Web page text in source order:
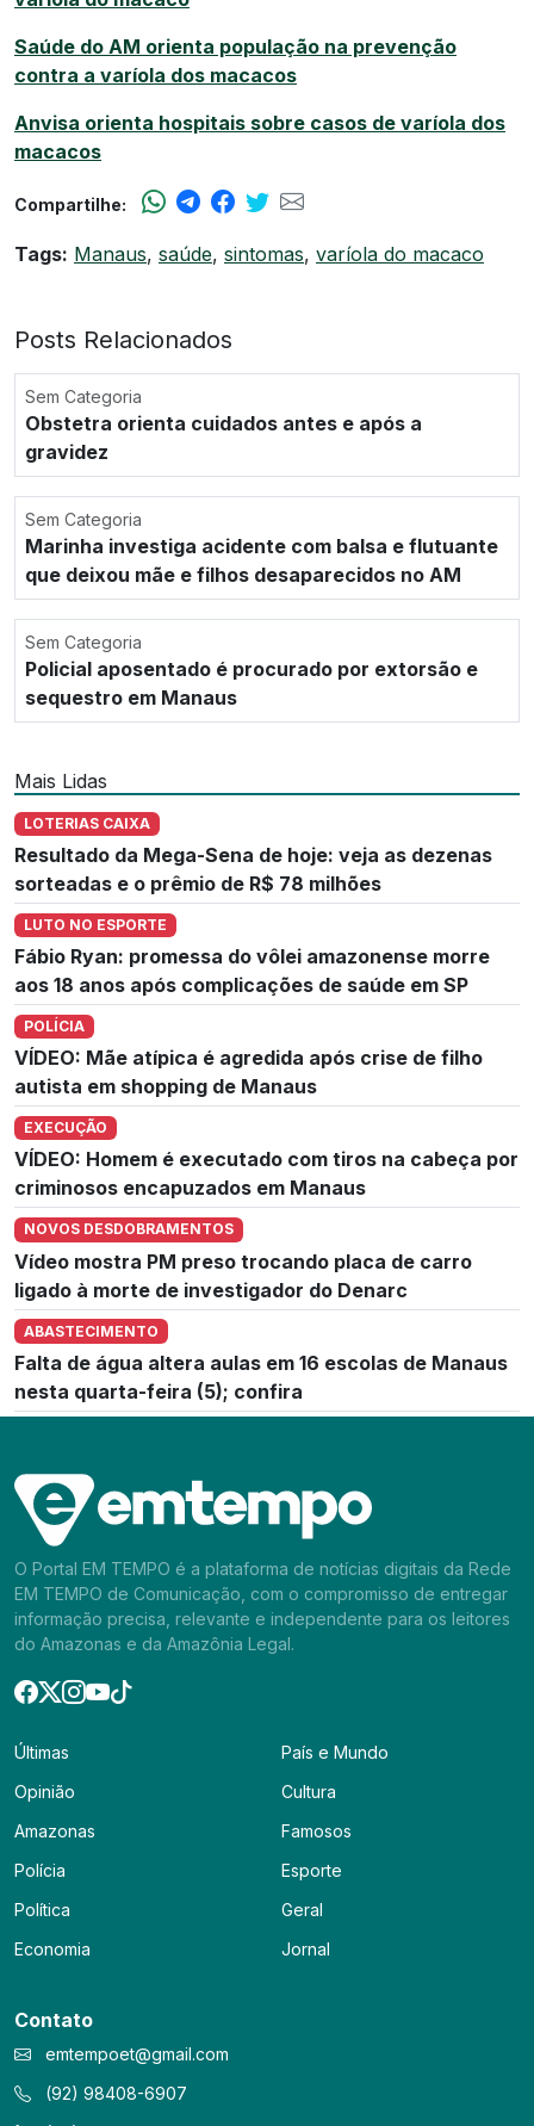
Saúde do AM orienta população na prevenção
contra a varíola dos macacos
Anvisa orienta hospitais sobre casos de varíola dos
macacos
Compartilhe:
Tags: Manaus, saúde, sintomas, varíola do macaco
Posts Relacionados
Sem Categoria
Obstetra orienta cuidados antes e após a
gravidez
Sem Categoria
Marinha investiga acidente com balsa e flutuante
que deixou mãe e filhos desaparecidos no AM
Sem Categoria
Policial aposentado é procurado por extorsão e
sequestro em Manaus
Mais Lidas
LOTERIAS CAIXA
Resultado da Mega-Sena de hoje: veja as dezenas
sorteadas e o prêmio de R$ 78 milhões
LUTO NO ESPORTE
Fábio Ryan: promessa do vôlei amazonense morre
aos 18 anos após complicações de saúde em SP
POLÍCIA
VÍDEO: Mãe atípica é agredida após crise de filho
autista em shopping de Manaus
EXECUÇÃO
VÍDEO: Homem é executado com tiros na cabeça por
criminosos encapuzados em Manaus
NOVOS DESDOBRAMENTOS
Vídeo mostra PM preso trocando placa de carro
ligado à morte de investigador do Denarc
ABASTECIMENTO
Falta de água altera aulas em 16 escolas de Manaus
nesta quarta-feira (5); confira
O Portal EM TEMPO é a plataforma de notícias digitais da Rede
EM TEMPO de Comunicação, com o compromisso de entregar
informação precisa, relevante e independente para os leitores
do Amazonas e da Amazônia Legal.
Últimas
Opinião
Amazonas
Polícia
Política
Economia
País e Mundo
Cultura
Famosos
Esporte
Geral
Jornal
Contato
emtempoet@gmail.com
(92) 98408-6907